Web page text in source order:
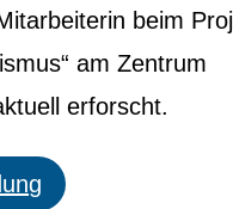
beim
am Zentrum
erforscht.